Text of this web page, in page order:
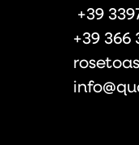
+39
+39 366